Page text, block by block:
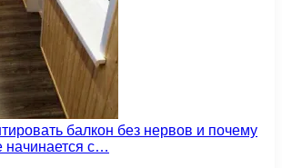
балкон без нервов и почему
начинается с…